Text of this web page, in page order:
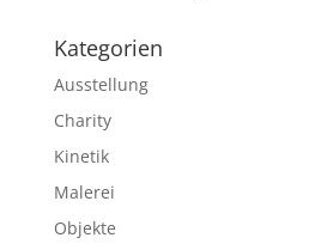
Kategorien
Ausstellung
Charity
Kinetik
Malerei
Objekte